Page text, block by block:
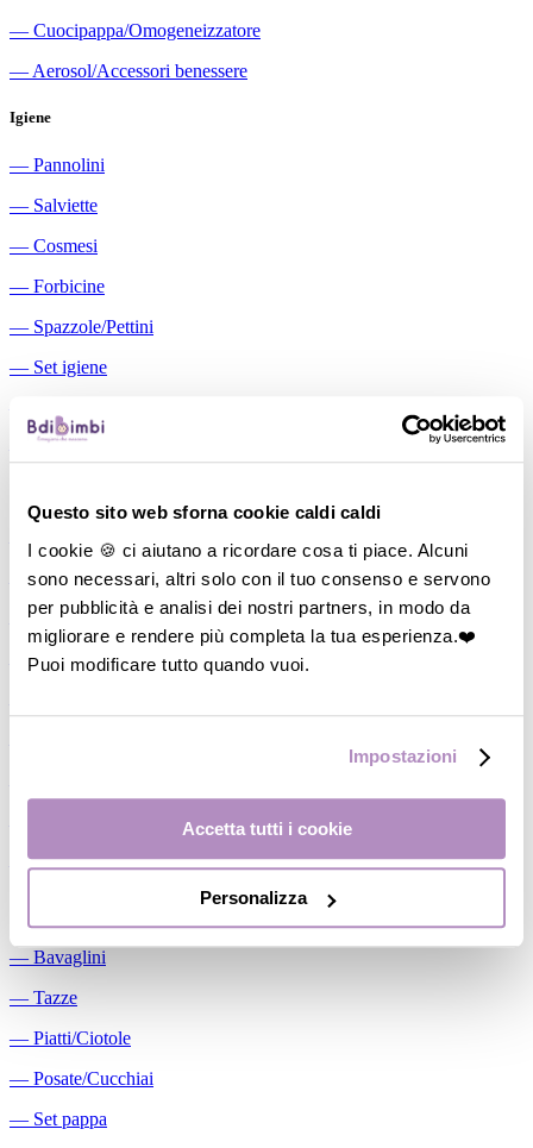
Questo sito web sforna cookie caldi caldi
I cookie 🍪 ci aiutano a ricordare cosa ti piace. Alcuni
sono necessari, altri solo con il tuo consenso e servono
per pubblicità e analisi dei nostri partners, in modo da
migliorare e rendere più completa la tua esperienza.❤️
Puoi modificare tutto quando vuoi.
Impostazioni
Accetta tutti i cookie
Personalizza
― Cuocipappa/Omogeneizzatore
― Aerosol/Accessori benessere
Igiene
― Pannolini
― Salviette
― Cosmesi
― Forbicine
― Spazzole/Pettini
― Set igiene
Aspiratori nasali manuali
―
Cuscini allattamento
―Biberon
―
Tettarelle
―Succhietti
Conservalatte Materno
―Massaggiagengive
― Bavaglini
― Tazze
― Piatti/Ciotole
― Posate/Cucchiai
― Set pappa